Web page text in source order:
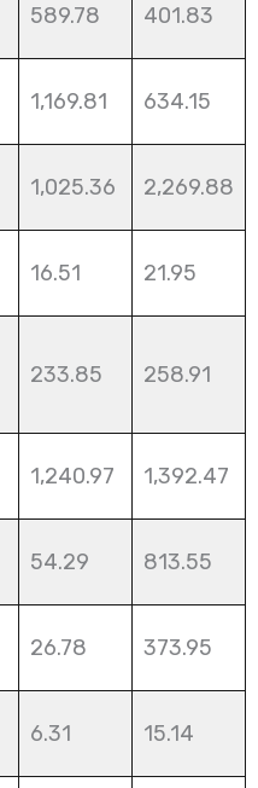
589.78 401.83
1,169.81 634.15
1,025.36 2,269.88
16.51 21.95
233.85 258.91
1,240.97 1,392.47
54.29 813.55
26.78 373.95
6.31 15.14